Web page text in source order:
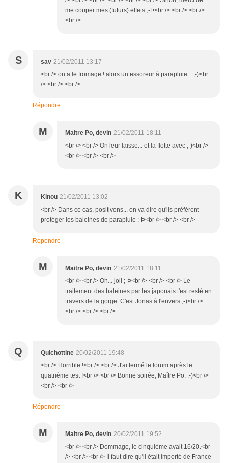
me couper mes (futurs) effets ;-Þ<br /> <br /> <br />
<br />
S sav 21/02/2011 13:17
<br /> on a le fromage ! alors un essoreur à parapluie... ;-)<br
/> <br /> <br />
Répondre
M Maitre Po, devin 21/02/2011 18:11
<br /> <br /> On leur laisse... et la flotte avec ;-)<br />
<br /> <br /> <br />
K Kinou 21/02/2011 13:02
<br /> Dans ce cas, positivons... on va dire qu'ils préfèrent
protéger les baleines de parapluie ;-Þ<br /> <br /> <br />
Répondre
M Maitre Po, devin 21/02/2011 18:11
<br /> <br /> Oh... joli ;-Þ<br /> <br /> <br /> Le
traitement des baleines par les japonais t'est resté en
travers de la gorge. C'est Jonas à l'envers ;-)<br />
<br /> <br /> <br />
Q Quichottine 20/02/2011 19:48
<br /> Horrible !<br /> <br /> J'ai fermé le forum après le
quatrième test !<br /> <br /> Bonne soirée, Maître Po. :-)<br />
<br /> <br />
Répondre
M Maitre Po, devin 20/02/2011 19:52
<br /> <br /> Dommage, le cinquième avait 16/20.<br
/> <br /> <br /> Il faut dire qu'il était importé de France